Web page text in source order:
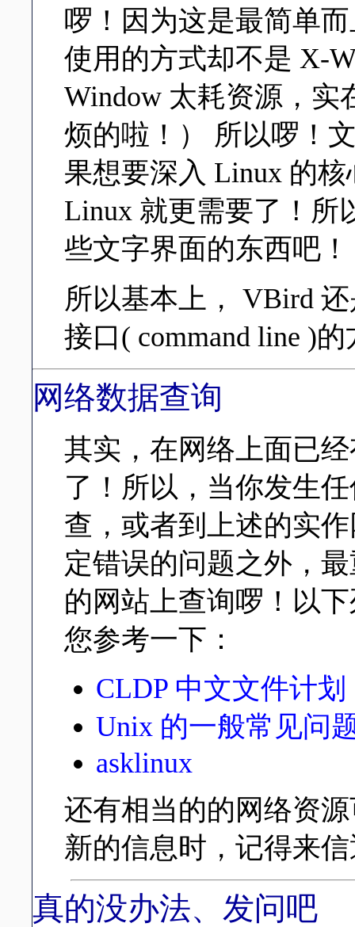
啰！因为这是最简单
使用的方式却不是 X-
Window 太耗资源，
烦的啦！） 所以啰！
果想要深入 Linux 的
Linux 就更需要了！所
些文字界面的东西吧
所以基本上， VBird
接口( command line )
网络数据查询
其实，在网络上面已
了！所以，当你发生
查，或者到上述的实
定错误的问题之外，
的网站上查询啰！以
您参考一下：
CLDP 中文文件计划
Unix 的一般常见问
asklinux
还有相当的的网络资
新的信息时，记得来
真的没办法、发问吧